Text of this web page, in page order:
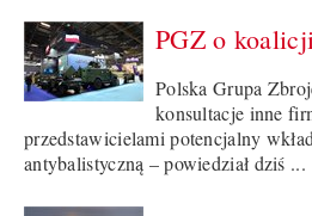
PGZ o
Polska Grupa
konsultacje inne
przedstawicielami potencjalny
antybalistyczną – powiedział dziś ...